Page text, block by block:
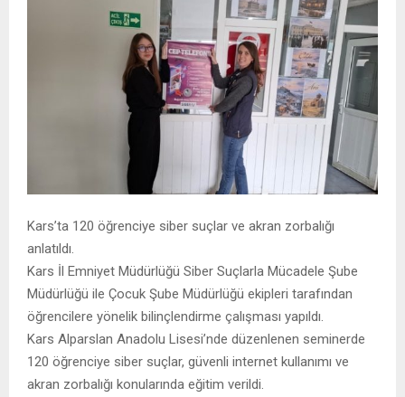
Kars’ta 120 öğrenciye siber suçlar ve akran zorbalığı
anlatıldı.
Kars İl Emniyet Müdürlüğü Siber Suçlarla Mücadele Şube
Müdürlüğü ile Çocuk Şube Müdürlüğü ekipleri tarafından
öğrencilere yönelik bilinçlendirme çalışması yapıldı.
Kars Alparslan Anadolu Lisesi’nde düzenlenen seminerde
120 öğrenciye siber suçlar, güvenli internet kullanımı ve
akran zorbalığı konularında eğitim verildi.